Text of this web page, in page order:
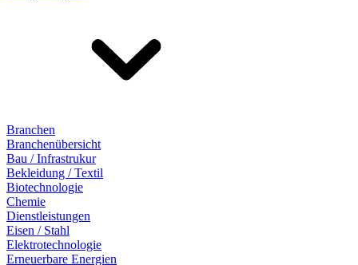
Branchen
Branchenübersicht
Bau / Infrastrukur
Bekleidung / Textil
Biotechnologie
Chemie
Dienstleistungen
Eisen / Stahl
Elektrotechnologie
Erneuerbare Energien